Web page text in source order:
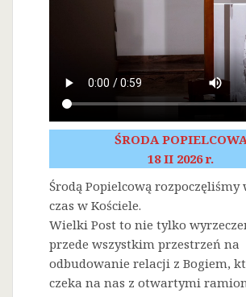
ŚRODA
18 II 2026 r.
Środą Popielcową
czas w Kościele.
Wielki Post to nie tylko
przede wszystkim przestrzeń na
odbudowanie relacji z Bogiem,
czeka na nas z otwartymi